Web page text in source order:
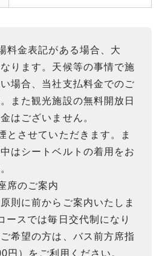
料金表記がある場合、大
ります。天候等の事情で施
場合、当社支払料金でのご
また観光施設の無料開放日
はございません。
とさせていただきます。ま
はシートベルトの着用をお
席のご案内
則に前からご案内いたしま
ースでは毎日交代制になり
希望の方は、バス前方席指
円）をご利用ください。